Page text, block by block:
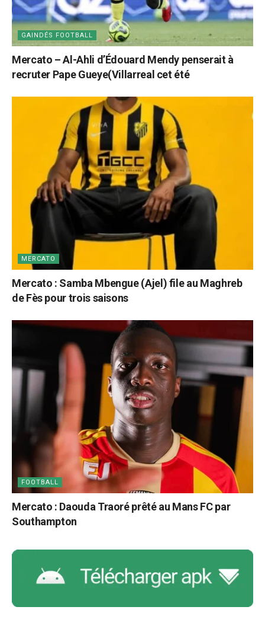
GAINDÉS FOOTBALL
Mercato – Al-Ahli d’Édouard Mendy penserait à
recruter Pape Gueye(Villarreal cet été
MERCATO
Mercato : Samba Mbengue (Ajel) file au Maghreb
de Fès pour trois saisons
FOOTBALL
Mercato : Daouda Traoré prêté au Mans FC par
Southampton